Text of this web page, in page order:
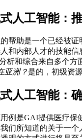
人工智能：
帮助是一个已经被
和内部人才的技能
析和综合来自多个
亚洲？是的，初级资
人工智能：
例是GAI提供医疗
们所知道的关于一